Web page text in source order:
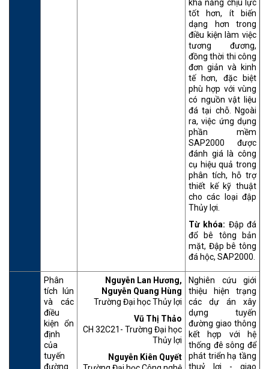
khả năng chịu lực
tốt hơn, ít biến
dạng hơn trong
điều kiện làm việc
tương đương,
đồng thời thi công
đơn giản và kinh
tế hơn, đặc biệt
phù hợp với vùng
có nguồn vật liệu
đá tại chỗ. Ngoài
ra, việc ứng dụng
phần mềm
SAP2000 được
đánh giá là công
cụ hiệu quả trong
phân tích, hỗ trợ
thiết kế kỹ thuật
cho các loại đập
Thủy lợi.
Từ khóa: Đập đá
đổ bê tông bản
mặt, Đập bê tông
đá hộc, SAP2000.
Phân
tích lún
và các
điều
kiện ổn
định
của
tuyến
đường
Nguyễn Lan Hương,
Nguyễn Quang Hùng
Trường Đại học Thủy lợi
Vũ Thị Thảo
CH 32C21- Trường Đại học
Thủy lợi
Nguyễn Kiên Quyết
Nghiên cứu giới
thiệu hiện trạng
các dự án xây
dựng tuyến
đường giao thông
kết hợp với hệ
thống đê sông để
phát triển hạ tầng
thuỷ lợi - giao